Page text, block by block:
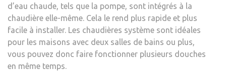
d’eau chaude, tels que la pompe, sont intégrés à la
chaudière elle-même. Cela le rend plus rapide et plus
facile à installer. Les chaudières système sont idéales
pour les maisons avec deux salles de bains ou plus,
vous pouvez donc faire fonctionner plusieurs douches
en même temps.